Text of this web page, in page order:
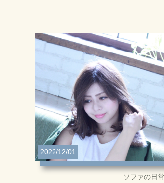
2022/12/01
ソファの日常